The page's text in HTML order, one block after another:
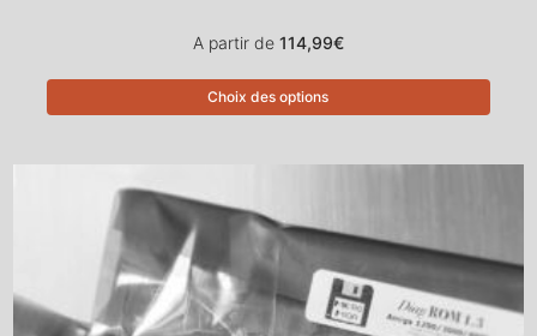
A partir de 114,99€
Choix des options